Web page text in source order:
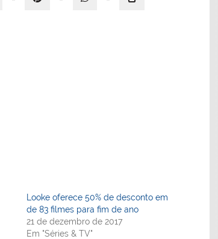
Looke oferece 50% de desconto em
de 83 filmes para fim de ano
21 de dezembro de 2017
Em "Séries & TV"